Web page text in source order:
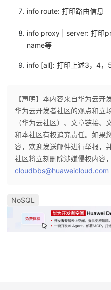
动
关
注
的
开
学
堂
我
课
的
我
我
的
我
持
我
的
术
我
云
info route: 打印路由信息
info proxy | server: 打印
name等
info [all]: 打印上述3，4，
【声明】本内容来自华为云开
华为云开发者社区的观点和立
（华为云社区）、文章链接
和本社区有权追究责任。如果
容，欢迎发送邮件进行举报，
社区将立刻删除涉嫌侵权内容
cloudbbs@huaweicloud.com
NoSQL